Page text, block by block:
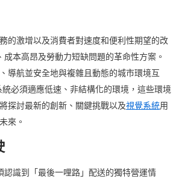
的激增以及消費者對速度和便利性期望的改
本高昂及勞動力短缺問題的革命性方案。
航並安全地與複雜且動態的城市環境互
必須適應低速、非結構化的環境，這些環境
探討最新的創新、關鍵挑戰以及視覺系統用
來。
識到「最後一哩路」配送的獨特營運情